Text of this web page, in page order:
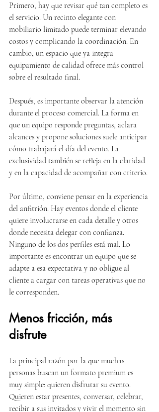
Primero, hay que revisar qué tan completo es
el servicio. Un recinto elegante con
mobiliario limitado puede terminar elevando
costos y complicando la coordinación. En
cambio, un espacio que ya integra
equipamiento de calidad ofrece más control
sobre el resultado final.
Después, es importante observar la atención
durante el proceso comercial. La forma en
que un equipo responde preguntas, aclara
alcances y propone soluciones suele anticipar
cómo trabajará el día del evento. La
exclusividad también se refleja en la claridad
y en la capacidad de acompañar con criterio.
Por último, conviene pensar en la experiencia
del anfitrión. Hay eventos donde el cliente
quiere involucrarse en cada detalle y otros
donde necesita delegar con confianza.
Ninguno de los dos perfiles está mal. Lo
importante es encontrar un equipo que se
adapte a esa expectativa y no obligue al
cliente a cargar con tareas operativas que no
le corresponden.
Menos fricción, más
disfrute
La principal razón por la que muchas
personas buscan un formato premium es
muy simple: quieren disfrutar su evento.
Quieren estar presentes, conversar, celebrar,
recibir a sus invitados y vivir el momento sin